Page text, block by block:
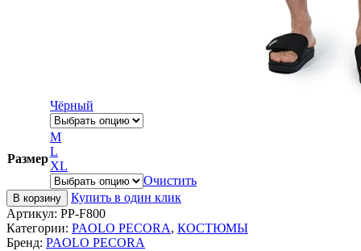
Чёрный
Размер
M
L
XL
Очистить
В корзину
Купить в один клик
Артикул: PP-F800
Категории: PAOLO PECORA, КОСТЮМЫ
Бренд: PAOLO PECORA